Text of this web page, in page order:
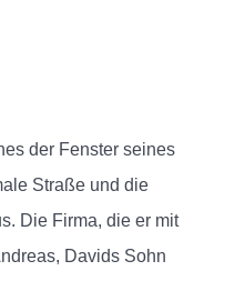
der Fenster seines
Straße und die
Die Firma, die er mit
Davids Sohn